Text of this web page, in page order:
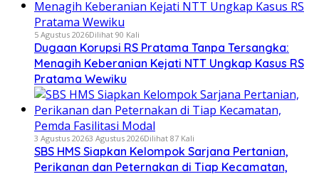
5 Agustus 2026Dilihat 90 Kali
Dugaan Korupsi RS Pratama Tanpa Tersangka:
Menagih Keberanian Kejati NTT Ungkap Kasus RS
Pratama Wewiku
3 Agustus 20263 Agustus 2026Dilihat 87 Kali
SBS HMS Siapkan Kelompok Sarjana Pertanian,
Perikanan dan Peternakan di Tiap Kecamatan,